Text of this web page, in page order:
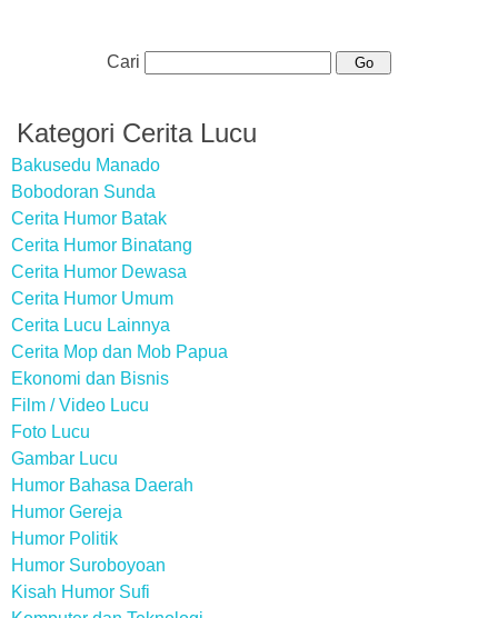
Cari
Kategori Cerita Lucu
Bakusedu Manado
Bobodoran Sunda
Cerita Humor Batak
Cerita Humor Binatang
Cerita Humor Dewasa
Cerita Humor Umum
Cerita Lucu Lainnya
Cerita Mop dan Mob Papua
Ekonomi dan Bisnis
Film / Video Lucu
Foto Lucu
Gambar Lucu
Humor Bahasa Daerah
Humor Gereja
Humor Politik
Humor Suroboyoan
Kisah Humor Sufi